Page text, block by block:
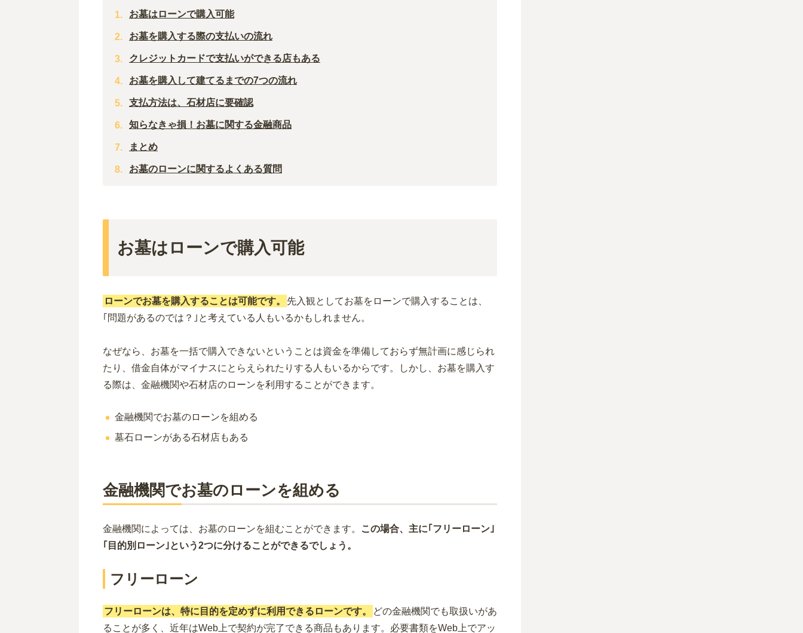
お墓はローンで購入可能
お墓を購入する際の支払いの流れ
クレジットカードで支払いができる店もある
お墓を購入して建てるまでの7つの流れ
支払方法は、石材店に要確認
知らなきゃ損！お墓に関する金融商品
まとめ
お墓のローンに関するよくある質問
お墓はローンで購入可能
ローンでお墓を購入することは可能です。
先入観としてお墓をローンで購入することは、
｢問題があるのでは？｣と考えている人もいるかもしれません。
なぜなら、お墓を一括で購入できないということは資金を準備しておらず無計画に感じられ
たり、借金自体がマイナスにとらえられたりする人もいるからです。しかし、お墓を購入す
る際は、金融機関や石材店のローンを利用することができます。
金融機関でお墓のローンを組める
墓石ローンがある石材店もある
金融機関でお墓のローンを組める
金融機関によっては、お墓のローンを組むことができます。
この場合、主に｢フリーローン｣
｢目的別ローン｣という2つに分けることができるでしょう。
フリーローン
フリーローンは、特に目的を定めずに利用できるローンです。
どの金融機関でも取扱いがあ
ることが多く、近年はWeb上で契約が完了できる商品もあります。必要書類をWeb上でアッ